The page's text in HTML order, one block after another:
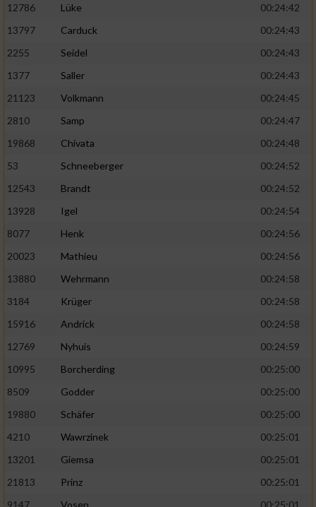
12786
Lüke
00:24:42
13797
Carduck
00:24:43
2255
Seidel
00:24:43
1377
Saller
00:24:43
21123
Volkmann
00:24:45
2810
Samp
00:24:47
19868
Chivata
00:24:48
53
Schneeberger
00:24:52
12543
Brandt
00:24:52
13928
Igel
00:24:54
8077
Henk
00:24:56
20023
Mathieu
00:24:56
13880
Wehrmann
00:24:58
3184
Krüger
00:24:58
15916
Andrick
00:24:58
12769
Nyhuis
00:24:59
10995
Borcherding
00:25:00
8509
Godder
00:25:00
19880
Schäfer
00:25:00
4210
Wawrzinek
00:25:01
13201
Giemsa
00:25:01
21813
Prinz
00:25:01